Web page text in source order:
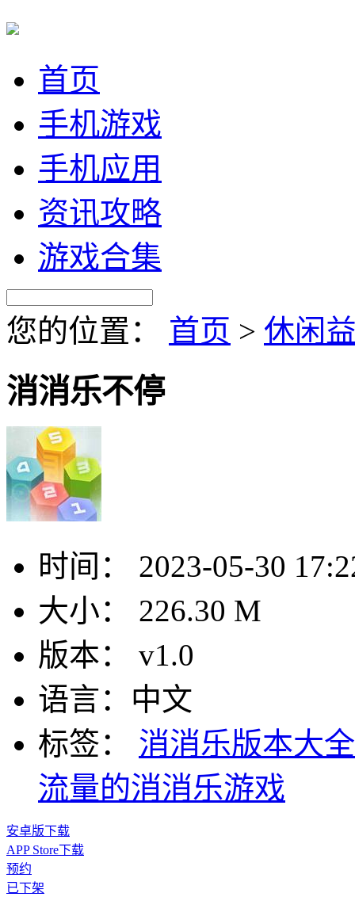
首页
手机游戏
手机应用
资讯攻略
游戏合集
您的位置： 首页 > 休闲
消消乐不停
时间：
2023-05-30
大小：
226.30 M
版本：
v1.0
语言： 中文
标签：
消消乐版本大
流量的消消乐游戏
安卓版下载
APP Store下载
预约
已下架